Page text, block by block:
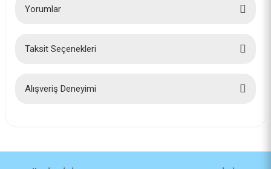
Yorumlar
Taksit Seçenekleri
Alışveriş Deneyimi